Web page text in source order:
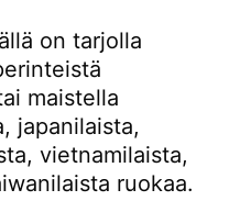
on tarjolla
maistella
japanilaista,
vietnamilaista,
ruokaa.